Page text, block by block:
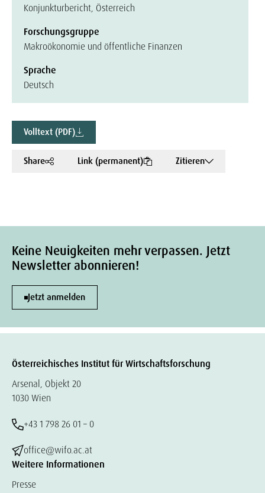
Konjunkturbericht, Österreich
Forschungsgruppe
Makroökonomie und öffentliche Finanzen
Sprache
Deutsch
Volltext (PDF)
Share Link (permanent) Zitieren
Keine Neuigkeiten mehr verpassen. Jetzt
Newsletter abonnieren!
Jetzt anmelden
Österreichisches Institut für Wirtschaftsforschung
Arsenal, Objekt 20
1030 Wien
+43 1 798 26 01 – 0
office@wifo.ac.at
Weitere Informationen
Presse